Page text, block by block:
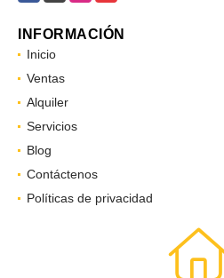
INFORMACIÓN
Inicio
Ventas
Alquiler
Servicios
Blog
Contáctenos
Políticas de privacidad